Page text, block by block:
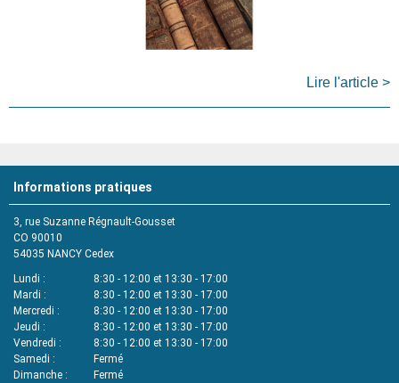
Lire l'article >
Informations pratiques
3, rue Suzanne Régnault-Gousset
CO 90010
54035 NANCY Cedex
Lundi
8:30 - 12:00 et 13:30 - 17:00
Mardi
8:30 - 12:00 et 13:30 - 17:00
Mercredi
8:30 - 12:00 et 13:30 - 17:00
Jeudi
8:30 - 12:00 et 13:30 - 17:00
Vendredi
8:30 - 12:00 et 13:30 - 17:00
Samedi
Fermé
Dimanche
Fermé